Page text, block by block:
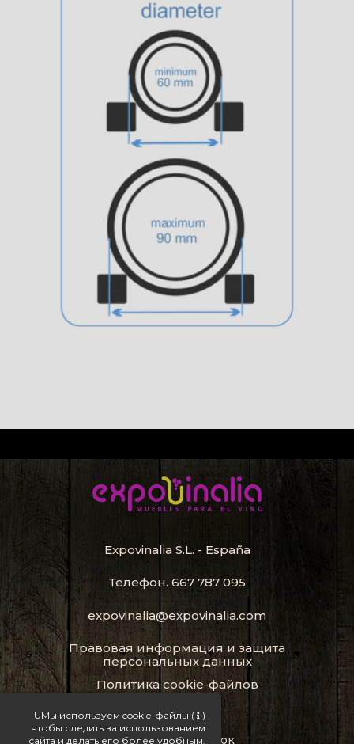
UМы используем cookie-файлы (
)
чтобы следить за использованием
сайта и делать его более удобным.
Expovinalia S.L. - España
Телефон. 667 787 095
expovinalia@expovinalia.com
Правовая информация и защита
персональных данных
Политика cookie-файлов
стойка для бутылок